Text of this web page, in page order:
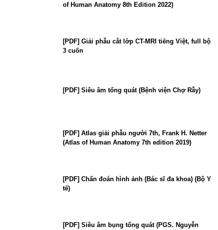
of Human Anatomy 8th Edition 2022)
[PDF] Giải phẫu cắt lớp CT-MRI tiếng Việt, full bộ
3 cuốn
[PDF] Siêu âm tổng quát (Bệnh viện Chợ Rẫy)
[PDF] Atlas giải phẫu người 7th, Frank H. Netter
(Atlas of Human Anatomy 7th edition 2019)
[PDF] Chẩn đoán hình ảnh (Bác sĩ đa khoa) (Bộ Y
tế)
[PDF] Siêu âm bụng tổng quát (PGS. Nguyễn